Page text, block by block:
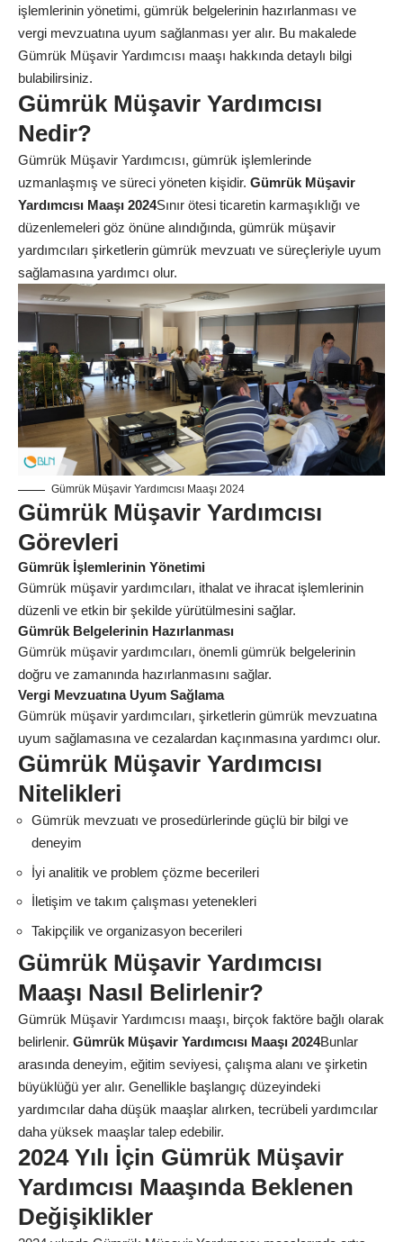
işlemlerinin yönetimi, gümrük belgelerinin hazırlanması ve
vergi mevzuatına uyum sağlanması yer alır. Bu makalede
Gümrük Müşavir Yardımcısı maaşı hakkında detaylı bilgi
bulabilirsiniz.
Gümrük Müşavir Yardımcısı
Nedir?
Gümrük Müşavir Yardımcısı, gümrük işlemlerinde
uzmanlaşmış ve süreci yöneten kişidir. Gümrük Müşavir
Yardımcısı Maaşı 2024Sınır ötesi ticaretin karmaşıklığı ve
düzenlemeleri göz önüne alındığında, gümrük müşavir
yardımcıları şirketlerin gümrük mevzuatı ve süreçleriyle uyum
sağlamasına yardımcı olur.
Gümrük Müşavir Yardımcısı Maaşı 2024
Gümrük Müşavir Yardımcısı
Görevleri
Gümrük İşlemlerinin Yönetimi
Gümrük müşavir yardımcıları, ithalat ve ihracat işlemlerinin
düzenli ve etkin bir şekilde yürütülmesini sağlar.
Gümrük Belgelerinin Hazırlanması
Gümrük müşavir yardımcıları, önemli gümrük belgelerinin
doğru ve zamanında hazırlanmasını sağlar.
Vergi Mevzuatına Uyum Sağlama
Gümrük müşavir yardımcıları, şirketlerin gümrük mevzuatına
uyum sağlamasına ve cezalardan kaçınmasına yardımcı olur.
Gümrük Müşavir Yardımcısı
Nitelikleri
Gümrük mevzuatı ve prosedürlerinde güçlü bir bilgi ve
deneyim
İyi analitik ve problem çözme becerileri
İletişim ve takım çalışması yetenekleri
Takipçilik ve organizasyon becerileri
Gümrük Müşavir Yardımcısı
Maaşı Nasıl Belirlenir?
Gümrük Müşavir Yardımcısı maaşı, birçok faktöre bağlı olarak
belirlenir. Gümrük Müşavir Yardımcısı Maaşı 2024Bunlar
arasında deneyim, eğitim seviyesi, çalışma alanı ve şirketin
büyüklüğü yer alır. Genellikle başlangıç düzeyindeki
yardımcılar daha düşük maaşlar alırken, tecrübeli yardımcılar
daha yüksek maaşlar talep edebilir.
2024 Yılı İçin Gümrük Müşavir
Yardımcısı Maaşında Beklenen
Değişiklikler